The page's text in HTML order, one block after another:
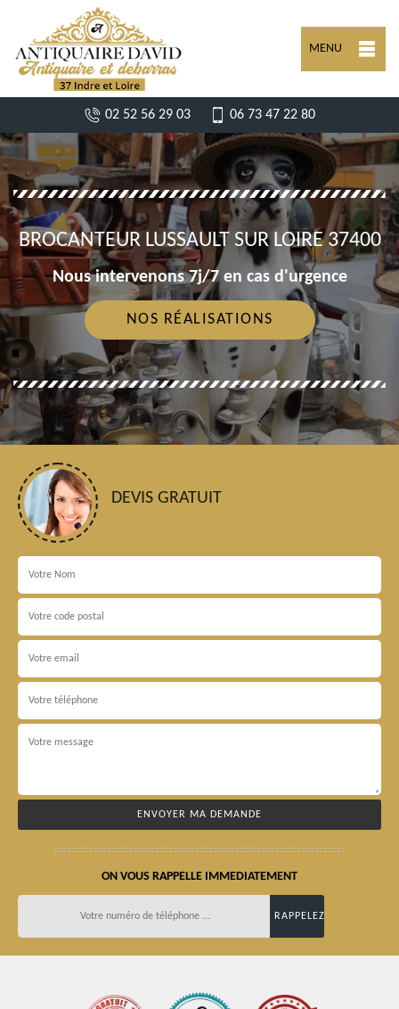
MENU
02 52 56 29 03 06 73 47 22 80
BROCANTEUR LUSSAULT SUR LOIRE 37400
Nous intervenons 7j/7 en cas d'urgence
NOS RÉALISATIONS
DEVIS GRATUIT
ON VOUS RAPPELLE IMMEDIATEMENT